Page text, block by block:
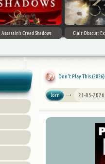
Assassin's Creed Shadows Clair Obscur:
Don't Play This
lorn 21-05-